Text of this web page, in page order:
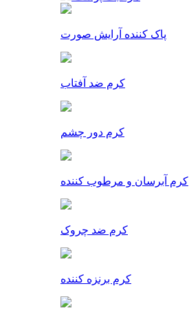
پاک کننده آرایش صورت
کرم ضد آفتاب
کرم دور چشم
کرم آبرسان و مرطوب کننده
کرم ضد چروک
کرم برنزه کننده